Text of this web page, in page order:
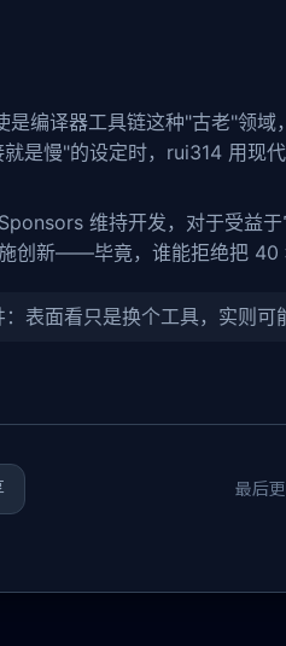
编译器工具链这种"古老"领域
是慢"的设定时，rui314 用现
维持开发，对于受益
创新——毕竟，谁能拒绝把 40
表面看只是换个工具，实则可
最后